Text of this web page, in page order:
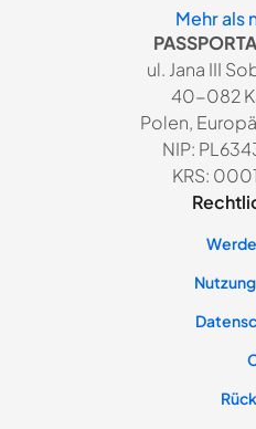
Mehr als
ul. Jana III
40-082
Polen,
NIP:
KRS: